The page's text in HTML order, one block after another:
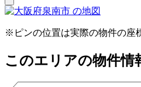
※ピンの位置は実際の物件の座
このエリアの物件情